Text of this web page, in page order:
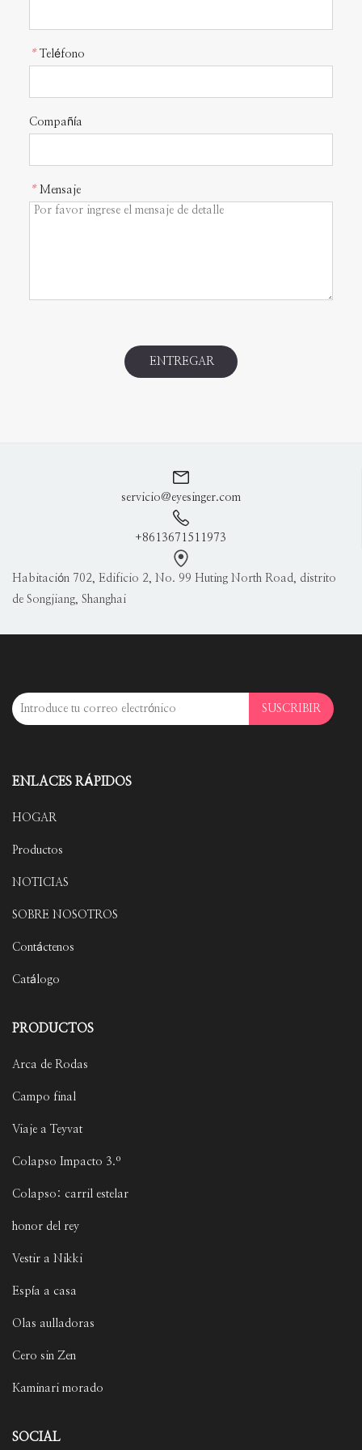
* Teléfono
Compañía
* Mensaje
ENTREGAR
servicio@eyesinger.com
+8613671511973
Habitación 702, Edificio 2, No. 99 Huting North Road, distrito
de Songjiang, Shanghai
SUSCRIBIR
ENLACES RÁPIDOS
HOGAR
Productos
NOTICIAS
SOBRE NOSOTROS
Contáctenos
Catálogo
PRODUCTOS
Arca de Rodas
Campo final
Viaje a Teyvat
Colapso Impacto 3.º
Colapso: carril estelar
honor del rey
Vestir a Nikki
Espía a casa
Olas aulladoras
Cero sin Zen
Kaminari morado
SOCIAL